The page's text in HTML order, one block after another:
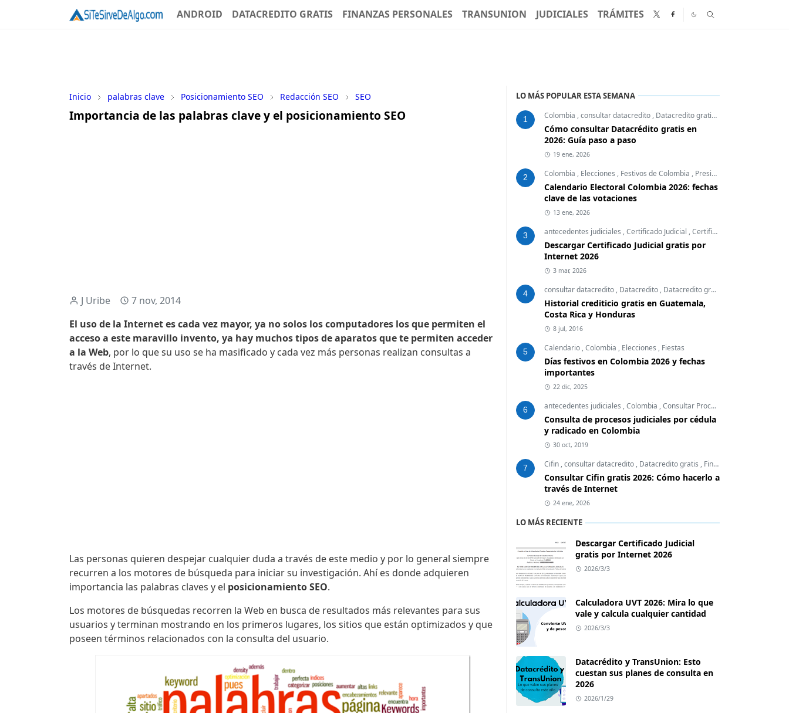
ANDROID DATACREDITO GRATIS FINANZAS PERSONALES TRANSUNION JUDICIALES TRÁMITES
Inicio palabras clave Posicionamiento SEO Redacción SEO SEO
Importancia de las palabras clave y el posicionamiento SEO
J Uribe
7 nov, 2014
El uso de la Internet es cada vez mayor, ya no solos los computadores los que permiten el
acceso a este maravillo invento, ya hay muchos tipos de aparatos que te permiten acceder
a la Web, por lo que su uso se ha masificado y cada vez más personas realizan consultas a
través de Internet.
Las personas quieren despejar cualquier duda a través de este medio y por lo general siempre
recurren a los motores de búsqueda para iniciar su investigación. Ahí es donde adquieren
importancia las palabras claves y el posicionamiento SEO.
Los motores de búsquedas recorren la Web en busca de resultados más relevantes para sus
usuarios y terminan mostrando en los primeros lugares, los sitios que están optimizados y que
poseen términos relacionados con la consulta del usuario.
LO MÁS POPULAR ESTA SEMANA
1 Colombia ,consultar datacredito , Datacredito gratis
Cómo consultar Datacrédito gratis en
2026: Guía paso a paso
19 ene, 2026
2 Colombia , Elecciones , Festivos de Colombia , Presidente
Calendario Electoral Colombia 2026: fechas
clave de las votaciones
13 ene, 2026
3 antecedentes judiciales ,Certificado Judicial ,Certificados Colombia
Descargar Certificado Judicial gratis por
Internet 2026
3 mar, 2026
4 consultar datacredito , Datacredito , Datacredito gratis
Historial crediticio gratis en Guatemala,
Costa Rica y Honduras
8 jul, 2016
5 Calendario ,Colombia , Elecciones , Fiestas
Días festivos en Colombia 2026 y fechas
importantes
22 dic, 2025
6 antecedentes judiciales ,Colombia ,Consultar Procesos Judiciales
Consulta de procesos judiciales por cédula
y radicado en Colombia
30 oct, 2019
7 Cifin ,consultar datacredito , Datacredito gratis , Finanzas Personales
Consultar Cifin gratis 2026: Cómo hacerlo a
través de Internet
24 ene, 2026
LO MÁS RECIENTE
Descargar Certificado Judicial
gratis por Internet 2026
2026/3/3
Calculadora UVT 2026: Mira lo que
vale y calcula cualquier cantidad
2026/3/3
Datacrédito y TransUnion: Esto
cuestan sus planes de consulta en
2026
2026/1/29